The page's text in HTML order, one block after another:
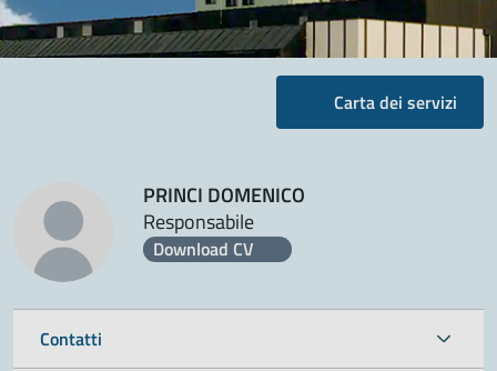
Carta dei servizi
PRINCI DOMENICO
Responsabile
Download CV
Contatti